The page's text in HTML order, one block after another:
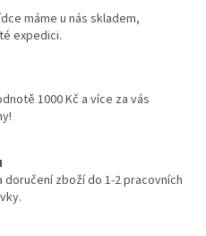
c
í
p
k
y
i
s
n
í
máme u nás skladem,
expedici.
1000 Kč a více za vás
zboží do 1-2 pracovních